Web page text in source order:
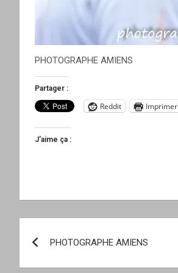
PHOTOGRAPHE AMIENS
Partager :
Reddit Imprimer
J’aime ça :
de
PHOTOGRAPHE AMIENS